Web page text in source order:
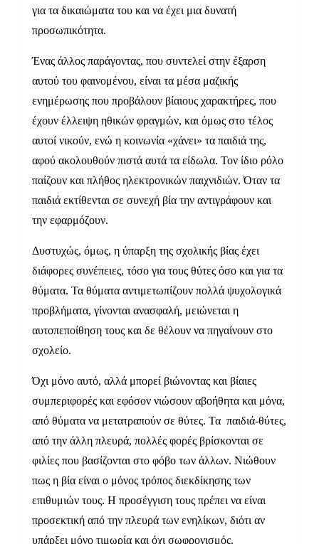
για τα δικαιώματα του και να έχει μια δυνατή
προσωπικότητα.
Ένας άλλος παράγοντας, που συντελεί στην έξαρση
αυτού του φαινομένου, είναι τα μέσα μαζικής
ενημέρωσης που προβάλουν βίαιους χαρακτήρες, που
έχουν έλλειψη ηθικών φραγμών, και όμως στο τέλος
αυτοί νικούν, ενώ η κοινωνία «χάνει» τα παιδιά της,
αφού ακολουθούν πιστά αυτά τα είδωλα. Τον ίδιο ρόλο
παίζουν και πλήθος ηλεκτρονικών παιχνιδιών. Όταν τα
παιδιά εκτίθενται σε συνεχή βία την αντιγράφουν και
την εφαρμόζουν.
Δυστυχώς, όμως, η ύπαρξη της σχολικής βίας έχει
διάφορες συνέπειες, τόσο για τους θύτες όσο και για τα
θύματα. Τα θύματα αντιμετωπίζουν πολλά ψυχολογικά
προβλήματα, γίνονται ανασφαλή, μειώνεται η
αυτοπεποίθηση τους και δε θέλουν να πηγαίνουν στο
σχολείο.
Όχι μόνο αυτό, αλλά μπορεί βιώνοντας και βίαιες
συμπεριφορές και εφόσον νιώσουν αβοήθητα και μόνα,
από θύματα να μετατραπούν σε θύτες. Τα παιδιά-θύτες,
από την άλλη πλευρά, πολλές φορές βρίσκονται σε
φιλίες που βασίζονται στο φόβο των άλλων. Νιώθουν
πως η βία είναι ο μόνος τρόπος διεκδίκησης των
επιθυμιών τους. Η προσέγγιση τους πρέπει να είναι
προσεκτική από την πλευρά των ενηλίκων, διότι αν
υπάρξει μόνο τιμωρία και όχι σωφρονισμός,